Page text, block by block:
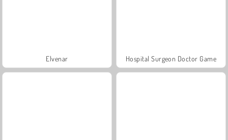
Elvenar Hospital Surgeon Doctor Game